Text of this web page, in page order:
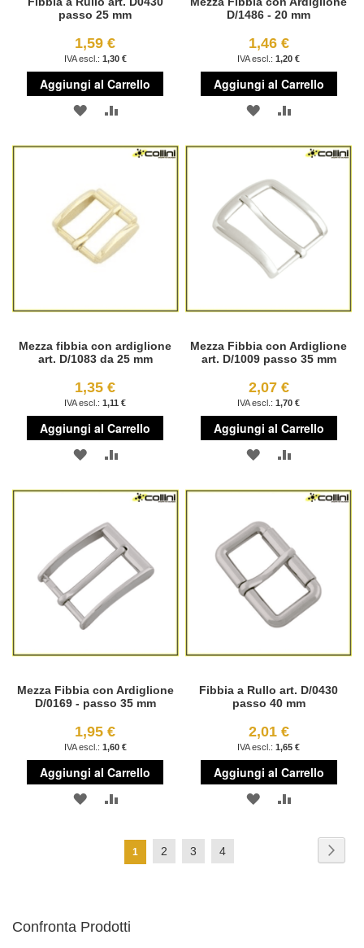
passo 25 mm
1,59 €
1,30 €
Aggiungi al Carrello
AGGIUNGI
DESIDERI
AGGIUNGI
D/1486 - 20 mm
1,46 €
1,20 €
Aggiungi al Carrello
AGGIUNGI
DESIDERI
Mezza fibbia con ardiglione
art. D/1083 da 25 mm
1,35 €
1,11 €
Aggiungi al Carrello
AGGIUNGI
DESIDERI
AGGIUNGI
Mezza Fibbia con Ardiglione
art. D/1009 passo 35 mm
2,07 €
1,70 €
Aggiungi al Carrello
AGGIUNGI
DESIDERI
Mezza Fibbia con Ardiglione
D/0169 - passo 35 mm
1,95 €
1,60 €
Aggiungi al Carrello
AGGIUNGIAGGIUNGI
CONFRONTO
Fibbia a Rullo art. D/0430
passo 40 mm
2,01 €
1,65 €
Aggiungi al Carrello
AGGIUNGI
Pagina
Attualmente
1 Pagina
2 Pagina
3 Pagina
4
Confronta Prodotti